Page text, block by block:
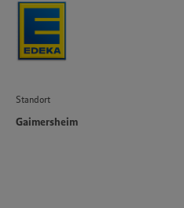
Standort
Gaimersheim